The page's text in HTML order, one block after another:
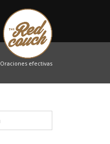
Oraciones efectivas